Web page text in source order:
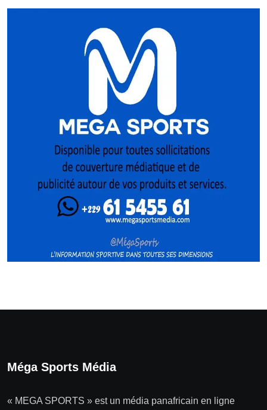
Méga Sports Média
« MEGA SPORTS » est un média panafricain en ligne